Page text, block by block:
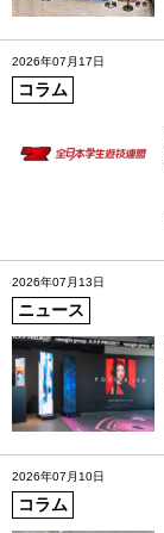
2026年07月17日
コラム
2026年07月13日
ニュース
2026年07月10日
コラム